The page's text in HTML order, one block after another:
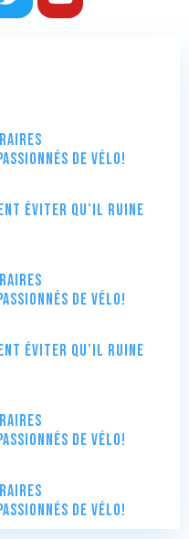
de vélo!
éviter qu’il ruine
de vélo!
éviter qu’il ruine
de vélo!
de vélo!